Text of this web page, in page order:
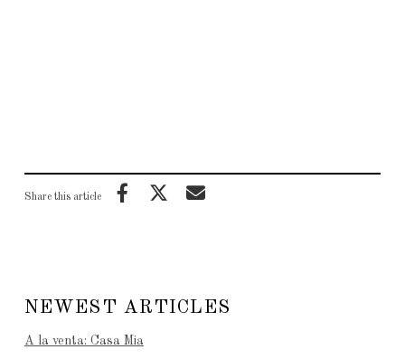
Share this article
NEWEST ARTICLES
A la venta: Casa Mia